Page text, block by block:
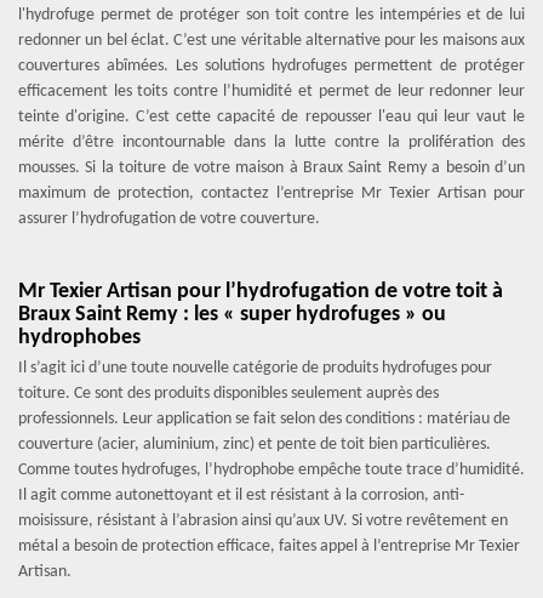
l'hydrofuge permet de protéger son toit contre les intempéries et de lui
redonner un bel éclat. C’est une véritable alternative pour les maisons aux
couvertures abîmées. Les solutions hydrofuges permettent de protéger
efficacement les toits contre l’humidité et permet de leur redonner leur
teinte d'origine. C’est cette capacité de repousser l'eau qui leur vaut le
mérite d’être incontournable dans la lutte contre la prolifération des
mousses. Si la toiture de votre maison à Braux Saint Remy a besoin d’un
maximum de protection, contactez l’entreprise Mr Texier Artisan pour
assurer l’hydrofugation de votre couverture.
Mr Texier Artisan pour l’hydrofugation de votre toit à
Braux Saint Remy : les « super hydrofuges » ou
hydrophobes
Il s’agit ici d’une toute nouvelle catégorie de produits hydrofuges pour
toiture. Ce sont des produits disponibles seulement auprès des
professionnels. Leur application se fait selon des conditions : matériau de
couverture (acier, aluminium, zinc) et pente de toit bien particulières.
Comme toutes hydrofuges, l’hydrophobe empêche toute trace d’humidité.
Il agit comme autonettoyant et il est résistant à la corrosion, anti-
moisissure, résistant à l’abrasion ainsi qu’aux UV. Si votre revêtement en
métal a besoin de protection efficace, faites appel à l’entreprise Mr Texier
Artisan.